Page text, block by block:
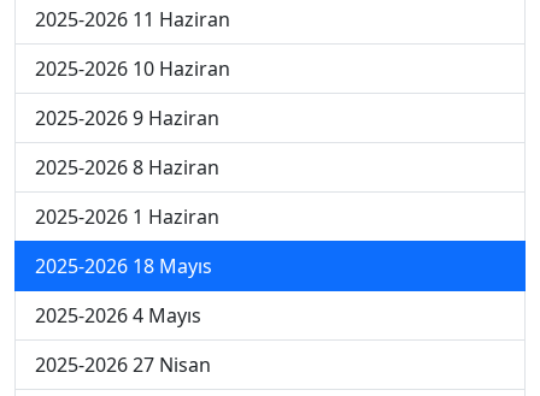
2025-2026 11 Haziran
2025-2026 10 Haziran
2025-2026 9 Haziran
2025-2026 8 Haziran
2025-2026 1 Haziran
2025-2026 18 Mayıs
2025-2026 4 Mayıs
2025-2026 27 Nisan